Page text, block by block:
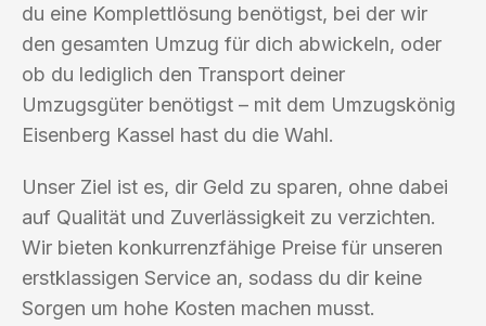
du eine Komplettlösung benötigst, bei der wir
den gesamten Umzug für dich abwickeln, oder
ob du lediglich den Transport deiner
Umzugsgüter benötigst – mit dem Umzugskönig
Eisenberg Kassel hast du die Wahl.
Unser Ziel ist es, dir Geld zu sparen, ohne dabei
auf Qualität und Zuverlässigkeit zu verzichten.
Wir bieten konkurrenzfähige Preise für unseren
erstklassigen Service an, sodass du dir keine
Sorgen um hohe Kosten machen musst.